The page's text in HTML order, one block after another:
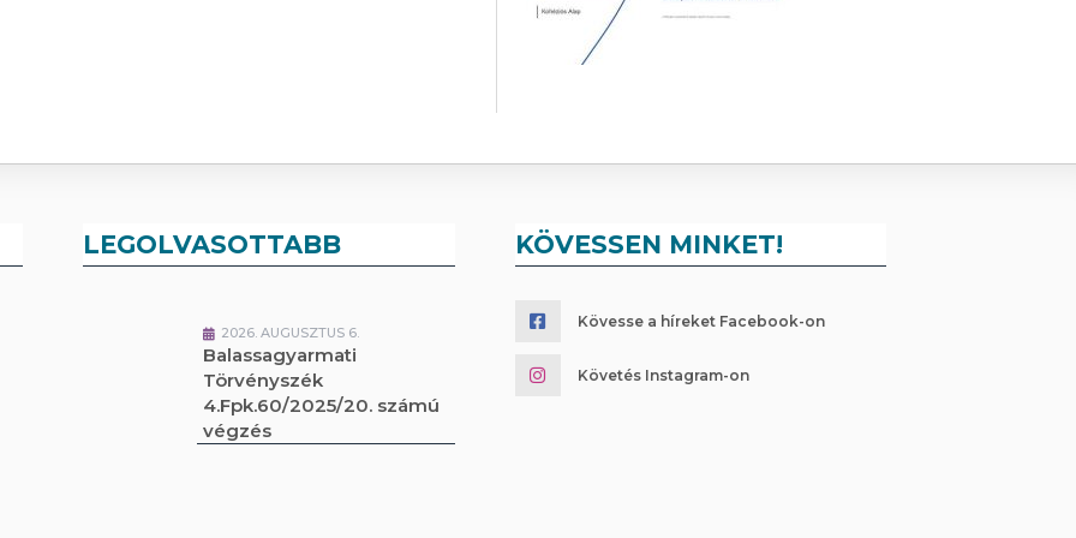
LEGOLVASOTTABB
2026. AUGUSZTUS 6.
Balassagyarmati
Törvényszék
4.Fpk.60/2025/20. számú
végzés
KÖVESSEN MINKET!
Kövesse a híreket Facebook-on
Követés Instagram-on